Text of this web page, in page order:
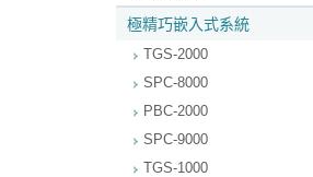
極精巧嵌入式系統
TGS-2000
SPC-8000
PBC-2000
SPC-9000
TGS-1000